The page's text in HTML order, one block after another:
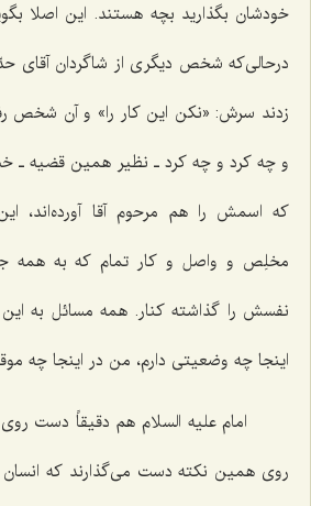
خودشان بگذارید بچه هستند. این اصلا
درحالی‌که شخص دیگری از شاگردان آقای
زدند سرش: «نکن این کار را» و آن شخص
و چه کرد و چه کرد ـ نظیر همین قضیه ـ
که اسمش را هم مرحوم آقا آورده‌اند،
مخلِص و واصل و کار تمام که به همه
نفسش را گذاشته کنار. همه مسائل به این
اینجا چه وضعیتی دارم، من در اینجا چه
امام علیه السلام هم دقیقاً دست
روی همین نکته دست می‌گذارند که انسان